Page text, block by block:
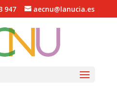
947 aecnu@lanucia.es